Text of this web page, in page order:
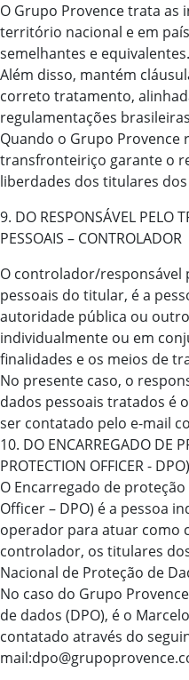
O Grupo Provence trata as
território nacional e em
semelhantes e equivalentes.
Além disso, mantém
correto tratamento,
regulamentações
Quando o Grupo Provence
transfronteiriço garante o
liberdades dos titulares
9. DO RESPONSÁVEL PELO
PESSOAIS – CONTROLADOR
O controlador/
pessoais do titular, é a
autoridade pública ou
individualmente ou em
finalidades e os meios de
No presente caso, o
dados pessoais tratados é
ser contatado pelo e-mail
10. DO ENCARREGADO DE
PROTECTION OFFICER - DPO)
O Encarregado de
Officer – DPO) é a pessoa
operador para atuar como
controlador, os titulares
Nacional de Proteção de
No caso do Grupo
de dados (DPO), é o
contatado através do